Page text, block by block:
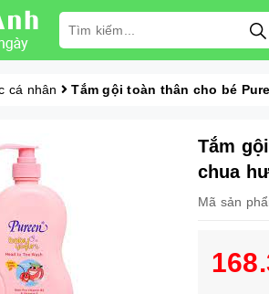
cá nhân Tắm gội toàn thân cho bé
Tắm
chua
Mã sản